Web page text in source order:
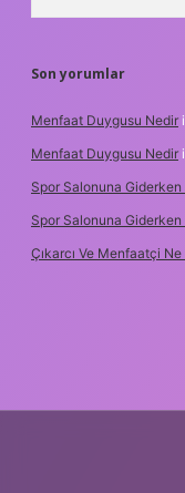
Son yorumlar
Menfaat Duygusu Nedir
Menfaat Duygusu Nedir
Spor Salonuna
Spor Salonuna
Çıkarcı Ve Menfaatçi